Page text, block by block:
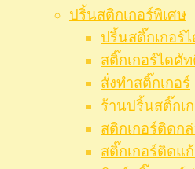
ปริ้นสติกเกอร์พิเศษ
ปริ้นสติ๊กเกอร์
สติ๊กเกอร์ไดคั
สั่งทำสติ๊กเกอร์
ร้านปริ้นสติ๊กเ
สติกเกอร์ติดก
สติ๊กเกอร์ติดแ